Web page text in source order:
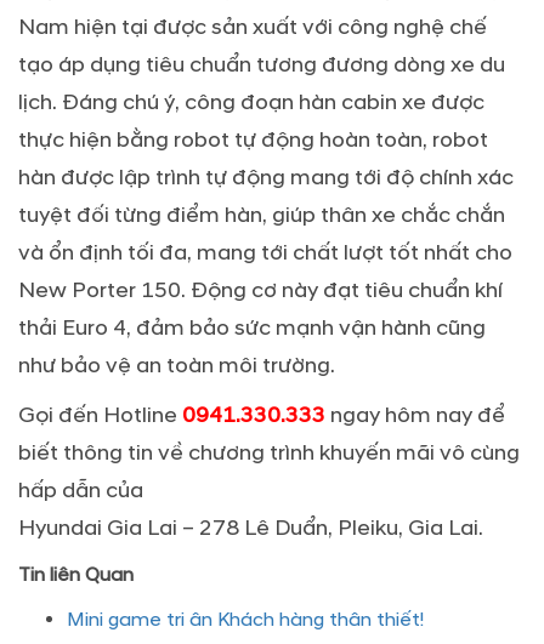
Nam hiện tại được sản xuất với công nghệ chế
tạo áp dụng tiêu chuẩn tương đương dòng xe du
lịch. Đáng chú ý, công đoạn hàn cabin xe được
thực hiện bằng robot tự động hoàn toàn, robot
hàn được lập trình tự động mang tới độ chính xác
tuyệt đối từng điểm hàn, giúp thân xe chắc chắn
và ổn định tối đa, mang tới chất lượt tốt nhất cho
New Porter 150. Động cơ này đạt tiêu chuẩn khí
thải Euro 4, đảm bảo sức mạnh vận hành cũng
như bảo vệ an toàn môi trường.
Gọi đến Hotline 0941.330.333 ngay hôm nay để
biết thông tin về chương trình khuyến mãi vô cùng
hấp dẫn của
Hyundai Gia Lai – 278 Lê Duẩn, Pleiku, Gia Lai.
Tin liên Quan
Mini game tri ân Khách hàng thân thiết!